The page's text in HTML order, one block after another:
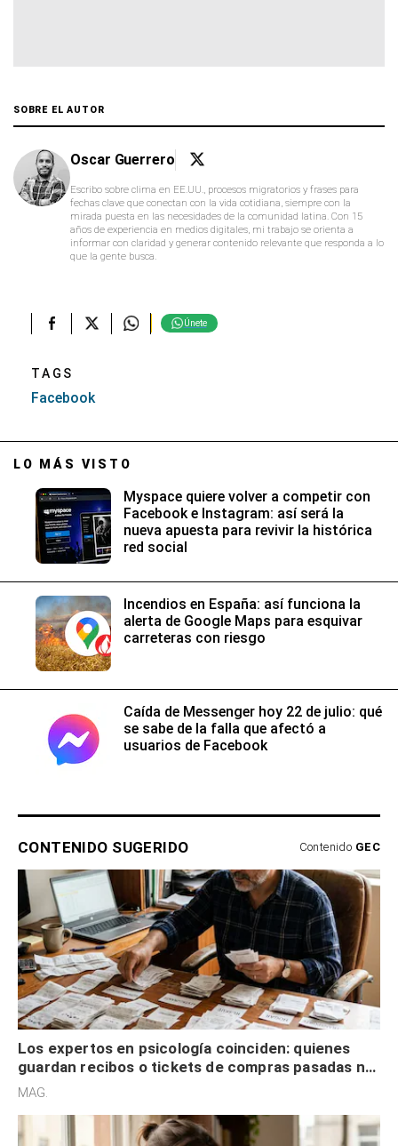
SOBRE EL AUTOR
Oscar Guerrero
Escribo sobre clima en EE.UU., procesos migratorios y frases para
fechas clave que conectan con la vida cotidiana, siempre con la
mirada puesta en las necesidades de la comunidad latina. Con 15
años de experiencia en medios digitales, mi trabajo se orienta a
informar con claridad y generar contenido relevante que responda a lo
que la gente busca.
Únete
TAGS
Facebook
LO MÁS VISTO
Myspace quiere volver a competir con
Facebook e Instagram: así será la
nueva apuesta para revivir la histórica
red social
Incendios en España: así funciona la
alerta de Google Maps para esquivar
carreteras con riesgo
Caída de Messenger hoy 22 de julio: qué
se sabe de la falla que afectó a
usuarios de Facebook
CONTENIDO SUGERIDO Contenido GEC
Los expertos en psicología coinciden: quienes
guardan recibos o tickets de compras pasadas no
son acumuladores, sino que tienen necesidad de
MAG.